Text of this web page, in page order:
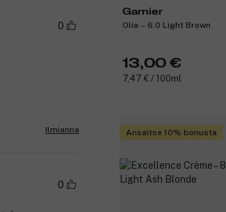
Garnier
Olia – 6.0 Light Brown
13,00 €
7,47 € / 100ml
Ansaitse 10% bonusta
0
Ilmianna
0